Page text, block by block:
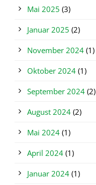
Mai 2025 (3)
Januar 2025 (2)
November 2024 (1)
Oktober 2024 (1)
September 2024 (2)
August 2024 (2)
Mai 2024 (1)
April 2024 (1)
Januar 2024 (1)